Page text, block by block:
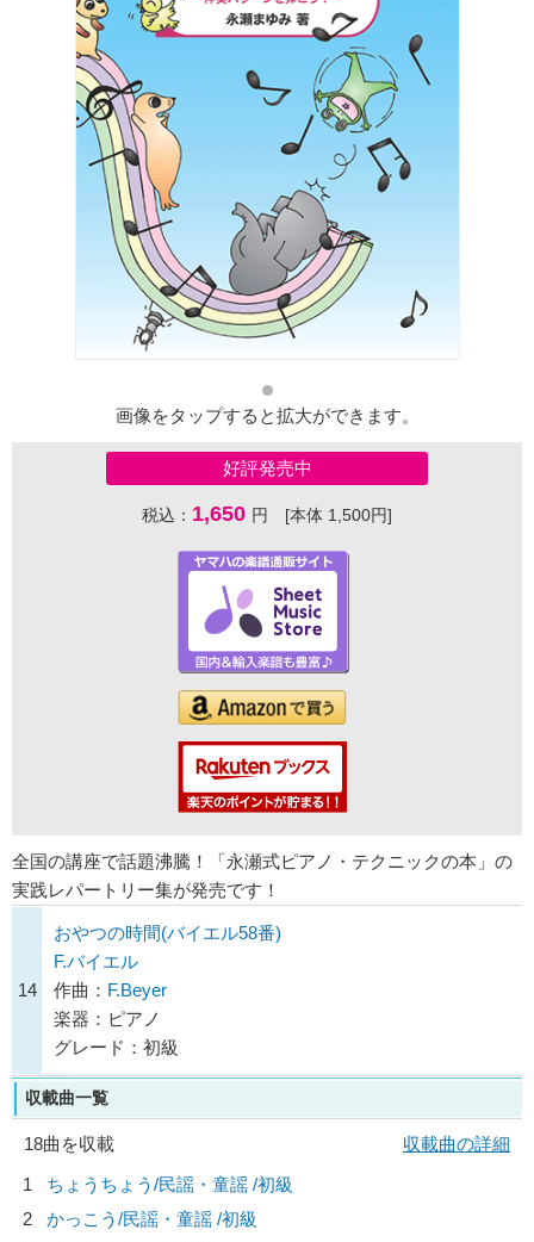
画像をタップすると拡大ができます。
好評発売中
税込： 1,650 円 [本体 1,500円]
全国の講座で話題沸騰！「永瀬式ピアノ・テクニックの本」の
実践レパートリー集が発売です！
14
おやつの時間(バイエル58番)
F.バイエル
作曲： F.Beyer
楽器：ピアノ
グレード：初級
収載曲一覧
18曲を収載
収載曲の詳細
1
ちょうちょう/民謡・童謡 /初級
2
かっこう/民謡・童謡 /初級